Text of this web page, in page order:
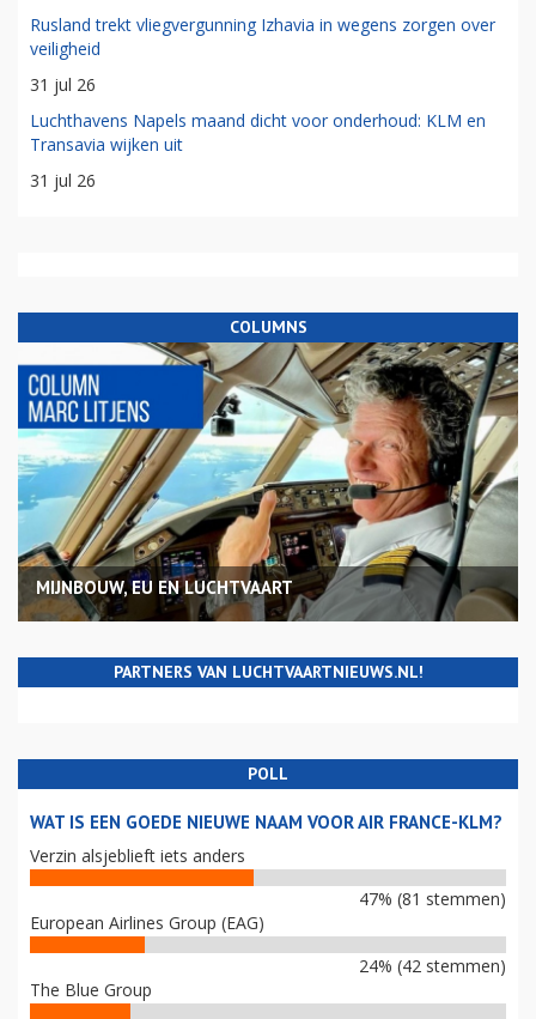
Rusland trekt vliegvergunning Izhavia in wegens zorgen over
veiligheid
31 jul 26
Luchthavens Napels maand dicht voor onderhoud: KLM en
Transavia wijken uit
31 jul 26
COLUMNS
MIJNBOUW, EU EN LUCHTVAART
PARTNERS VAN LUCHTVAARTNIEUWS.NL!
POLL
WAT IS EEN GOEDE NIEUWE NAAM VOOR AIR FRANCE-KLM?
Verzin alsjeblieft iets anders
47% (81 stemmen)
European Airlines Group (EAG)
24% (42 stemmen)
The Blue Group